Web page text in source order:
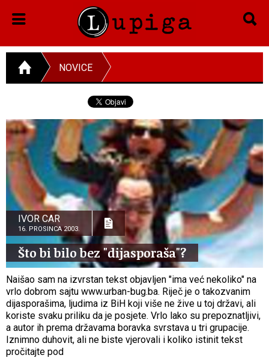
NOVICE
IVOR CAR
16. PROSINCA 2003.
Što bi bilo bez "dijasporaša"?
Naišao sam na izvrstan tekst objavljen "ima već nekoliko" na
vrlo dobrom sajtu www.urban-bug.ba. Riječ je o takozvanim
dijasporašima, ljudima iz BiH koji više ne žive u toj državi, ali
koriste svaku priliku da je posjete. Vrlo lako su prepoznatljivi,
a autor ih prema državama boravka svrstava u tri grupacije.
Iznimno duhovit, ali ne biste vjerovali i koliko istinit tekst
pročitajte pod